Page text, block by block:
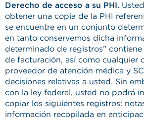
Derecho de acceso a su PHI.
obtener una copia de la PHI
se encuentre en un conjunto
en tanto conservemos dicha
determinado de registros”
de facturación, así como cualquier
proveedor de atención médica y
decisiones relativas a usted. Sin
con la ley federal, usted no podrá
copiar los siguientes registros:
información recopilada en